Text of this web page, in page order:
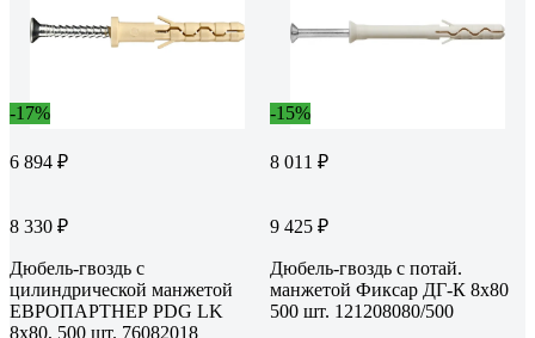
-17%
6 894 ₽
8 330 ₽
Дюбель-гвоздь с
цилиндрической манжетой
ЕВРОПАРТНЕР PDG LK
8x80, 500 шт. 76082018
-15%
8 011 ₽
9 425 ₽
Дюбель-гвоздь с потай.
манжетой Фиксар ДГ-К 8х80
500 шт. 121208080/500